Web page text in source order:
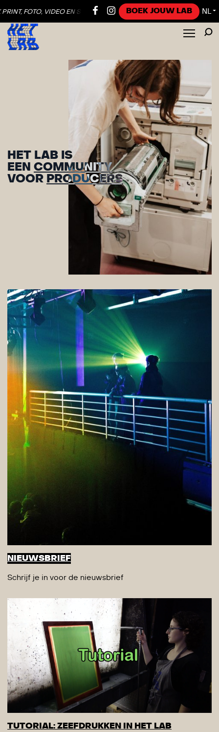
EN SOUND ● ONTDEK PRINT, FOTO, VIDEO EN SOUND ● ONTDEK
BOEK JOUW LAB NL ▼
HET LAB IS
EEN ATELIER
VOOR GRAFICI
NIEUWSBRIEF
Schrijf je in voor de nieuwsbrief
TUTORIAL: ZEEFDRUKKEN IN HET LAB